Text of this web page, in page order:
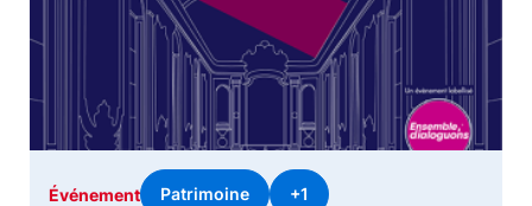
Événement Patrimoine +1